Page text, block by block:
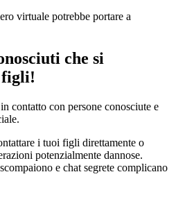
virtuale potrebbe portare a
che si
figli!
contatto con persone conosciute e
i tuoi figli direttamente o
potenzialmente dannose.
e chat segrete complicano